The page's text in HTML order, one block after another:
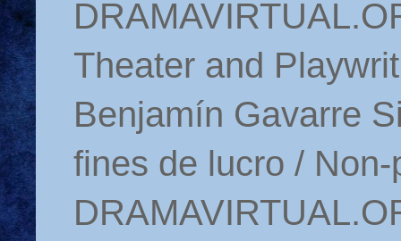
Theater and
Benjamín Gavarre
fines de lucro /